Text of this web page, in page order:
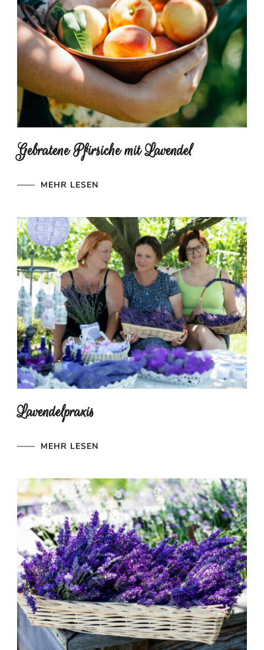
Gebratene Pfirsiche mit Lavendel
MEHR LESEN
Lavendelpraxis
MEHR LESEN